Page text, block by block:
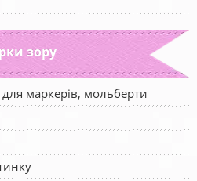
зору
маркерів, мольберти